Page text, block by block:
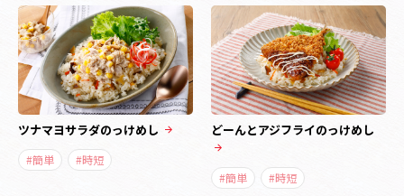
ツナマヨサラダのっけめし
#簡単 #時短
どーんとアジフライのっけめし
#簡単 #時短